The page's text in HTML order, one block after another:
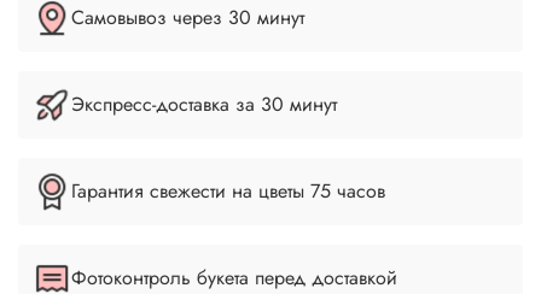
Самовывоз через 30 минут
Экспресс-доставка за 30 минут
Гарантия свежести на цветы 75 часов
Фотоконтроль букета перед доставкой